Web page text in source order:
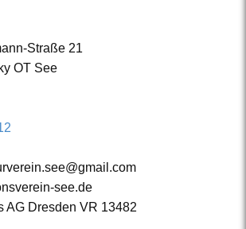
Straße 21
OT See
see.de
AG Dresden VR 13482